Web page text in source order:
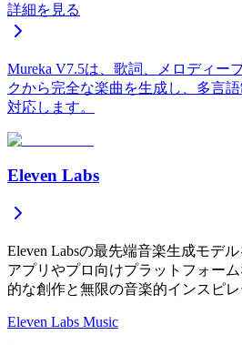
詳細を見る
Mureka V7.5は、歌詞、メロディー
クから完全な楽曲を生成し、多言
対応します。
Eleven Labs
Eleven Labsの最先端音楽生成モデ
アプリやプロ向けプラットフォー
的な創作と無限の音楽的インスピ
Eleven Labs Music